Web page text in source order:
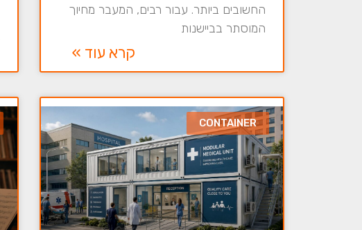
החשובים ביותר. עבור רבים, המעבר מחיוך
המוסתר בביישנות
קרא עוד »
CONTAINER